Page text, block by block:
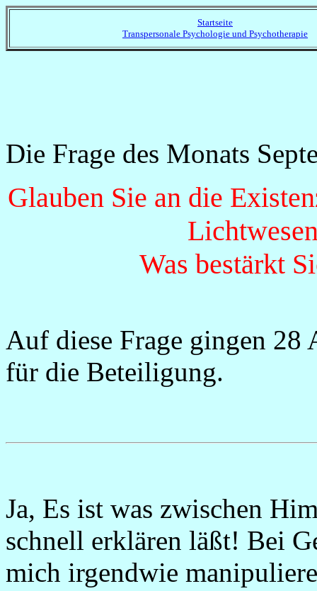
Startseite
Transpersonale Psychologie und Psychotherapie
Die Frage des Monats
Glauben Sie an die
Was bestärkt
Auf diese Frage gingen
für die Beteiligung.
Ja, Es ist was zwischen
schnell erklären läßt! Bei
mich irgendwie